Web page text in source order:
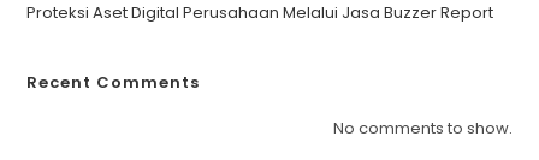
Proteksi Aset Digital Perusahaan Melalui Jasa Buzzer Report
Recent Comments
No comments to show.